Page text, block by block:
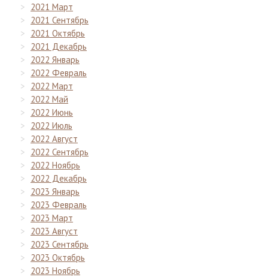
2021 Март
2021 Сентябрь
2021 Октябрь
2021 Декабрь
2022 Январь
2022 Февраль
2022 Март
2022 Май
2022 Июнь
2022 Июль
2022 Август
2022 Сентябрь
2022 Ноябрь
2022 Декабрь
2023 Январь
2023 Февраль
2023 Март
2023 Август
2023 Сентябрь
2023 Октябрь
2023 Ноябрь